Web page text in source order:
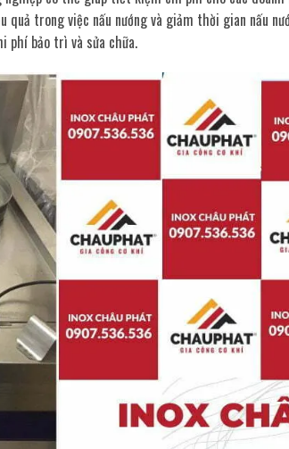
trong việc nấu nướng và giảm thời gian nấu
phí bảo trì và sửa chữa.